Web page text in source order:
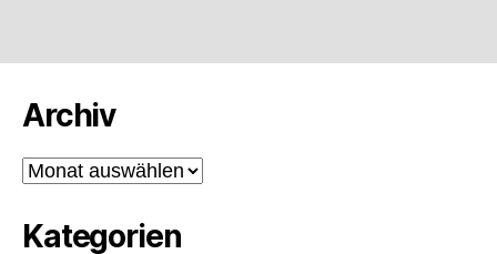
Archiv
Archiv
Kategorien